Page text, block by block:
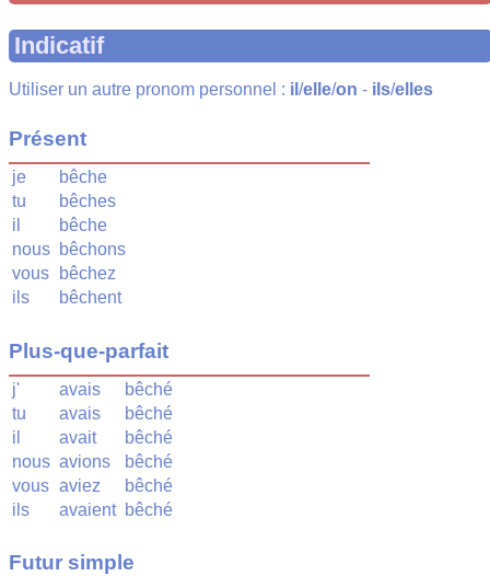
Indicatif
Utiliser un autre pronom personnel : il /elle/on - ils/elles
Présent
je
bêche
tu
bêches
il
bêche
nous bêchons
vous
bêchez
ils
bêchent
Plus-que-parfait
j' avais
bêché
tu
avais
bêché
il
avait
bêché
nous avions
bêché
vous aviez
bêché
ils
avaient bêché
Futur simple